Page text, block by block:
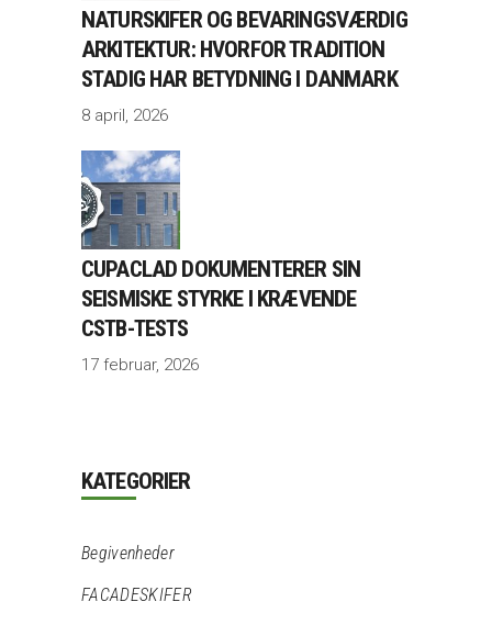
NATURSKIFER OG BEVARINGSVÆRDIG
ARKITEKTUR: HVORFOR TRADITION
STADIG HAR BETYDNING I DANMARK
8 april, 2026
CUPACLAD DOKUMENTERER SIN
SEISMISKE STYRKE I KRÆVENDE
CSTB-TESTS
17 februar, 2026
KATEGORIER
Begivenheder
FACADESKIFER